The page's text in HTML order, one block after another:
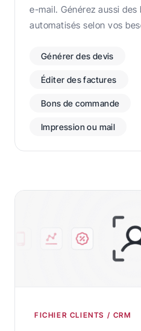
e-mail. Générez aussi des
automatisés selon vos
Générer des devis
Éditer des factures
Bons de commande
Impression ou mail
FICHIER CLIENTS / CRM